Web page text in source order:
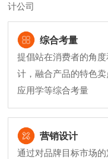
计公司
综合考量
提倡站在消费者的角
计，融合产品的特色
应用学等综合考量
营销设计
通过对品牌目标市场